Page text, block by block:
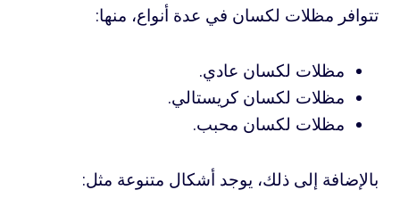
تتوافر مظلات لكسان في عدة أنواع، منها:
مظلات لكسان عادي.
مظلات لكسان كريستالي.
مظلات لكسان محبب.
بالإضافة إلى ذلك، يوجد أشكال متنوعة مثل: